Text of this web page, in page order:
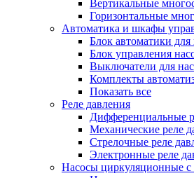
Вертикальные
Горизонтальные
Автоматика и шкафы
Блок автоматики для
Блок управления
Выключатели для
Комплекты
Показать все
Реле давления
Дифференциальные
Механические реле
Стрелочные реле
Электронные реле
Насосы циркуляционные